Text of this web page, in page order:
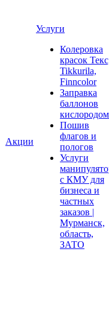
Акции
Услуги
Колеровка
красок
Tikkurila,
Finncolor
Заправка
баллонов
кислородом
Пошив
флагов и
пологов
Услуги
с КМУ для
бизнеса и
частных
заказов |
Мурманск,
область,
ЗАТО